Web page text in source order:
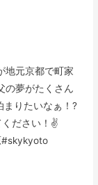
地元京都で町家
の夢がたくさん
まりたいなぁ！?
ください！✌️
#skykyoto